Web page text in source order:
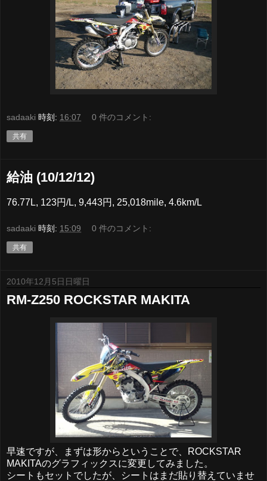
sadaaki 時刻: 16:07 0 件のコメント:
共有
給油 (10/12/12)
76.77L, 123円/L, 9,443円, 25,018mile, 4.6km/L
sadaaki 時刻: 15:09 0 件のコメント:
共有
2010年12月5日日曜日
RM-Z250 ROCKSTAR MAKITA
早速ですが、まずは形からということで、ROCKSTAR
MAKITAのグラフィックスに変更してみました。
シートもセットでしたが、シートはまだ貼り替えていませ